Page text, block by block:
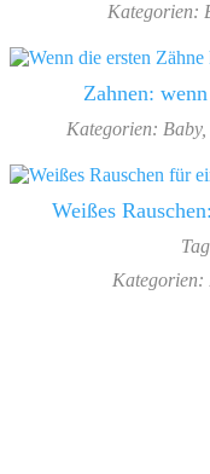
Kategorien:
Zahnen:
Kategorien: Baby,
Weißes
Kategorien: